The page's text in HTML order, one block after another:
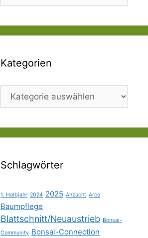
Kategorien
Kategorien
Schlagwörter
1. Halbjahr 2024 2025 Anzucht Arco
Baumpflege
Blattschnitt/Neuaustrieb Bonsai-
Community Bonsai-Connection